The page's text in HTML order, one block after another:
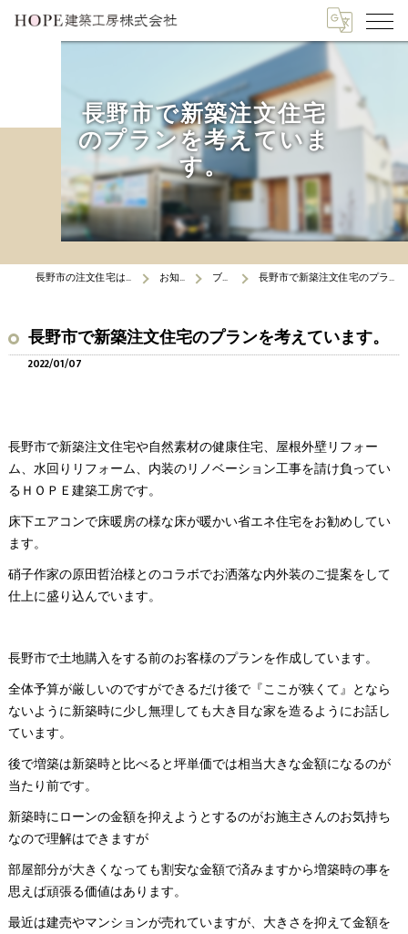
長野市で新築注文住宅
のプランを考えていま
す。
長野市の注文住宅はHOPE建築工房 お知らせ ブログ 長野市で新築注文住宅のプランを考えています。
長野市で新築注文住宅のプランを考えています。
2022/01/07
長野市で新築注文住宅や自然素材の健康住宅、屋根外壁リフォー
ム、水回りリフォーム、内装のリノベーション工事を請け負ってい
るＨＯＰＥ建築工房です。
床下エアコンで床暖房の様な床が暖かい省エネ住宅をお勧めしてい
ます。
硝子作家の原田哲治様とのコラボでお洒落な内外装のご提案をして
仕上に盛り込んでいます。
長野市で土地購入をする前のお客様のプランを作成しています。
全体予算が厳しいのですができるだけ後で『ここが狭くて』となら
ないように新築時に少し無理しても大き目な家を造るようにお話し
ています。
後で増築は新築時と比べると坪単価では相当大きな金額になるのが
当たり前です。
新築時にローンの金額を抑えようとするのがお施主さんのお気持ち
なので理解はできますが
部屋部分が大きくなっても割安な金額で済みますから増築時の事を
思えば頑張る価値はあります。
最近は建売やマンションが売れていますが、大きさを抑えて金額を